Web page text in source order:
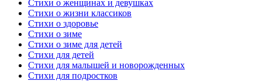
Стихи о женщинах и девушках
Стихи о жизни классиков
Стихи о здоровье
Стихи о зиме
Стихи о зиме для детей
Стихи для детей
Стихи для малышей и новорожденных
Стихи для подростков